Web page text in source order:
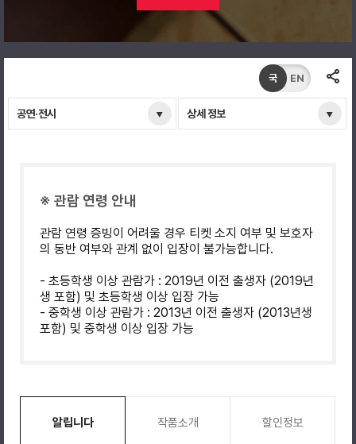
공연·전시 상세 정보
국 EN
※ 관람 연령 안내
관람 연령 증빙이 어려울 경우 티켓 소지 여부 및 보호자
의 동반 여부와 관계 없이 입장이 불가능합니다.
- 초등학생 이상 관람가 : 2019년 이전 출생자 (2019년
생 포함) 및 초등학생 이상 입장 가능
- 중학생 이상 관람가 : 2013년 이전 출생자 (2013년생
포함) 및 중학생 이상 입장 가능
알립니다 작품소개 할인정보